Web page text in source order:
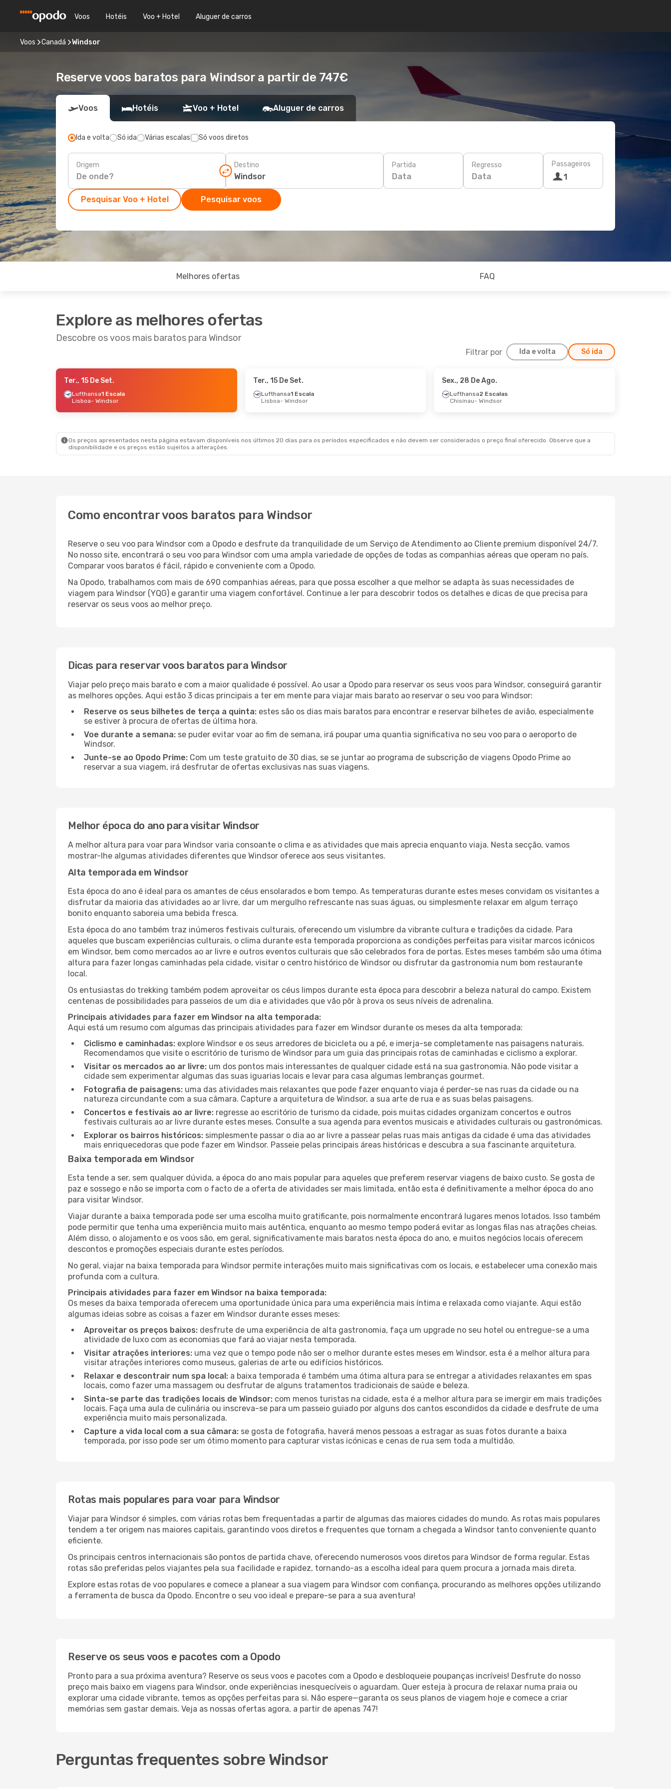
Voos Hotéis Voo + Hotel Aluguer de carros
Voos Canadá Windsor
Reserve voos baratos para Windsor a partir de 747€
Voos Hotéis Voo + Hotel Aluguer de carros
Ida e volta Só ida Várias escalas Só voos diretos
Origem Destino Partida
Data
Regresso
Data
Passageiros
1
Pesquisar Voo + Hotel Pesquisar voos
Melhores ofertas FAQ
Explore as melhores ofertas
Descobre os voos mais baratos para Windsor
Filtrar por Ida e volta Só ida
- Sex., 11 De Set.
- Windsor
Ter., 15 De Set.
Lufthansa1 Escala
Lisboa- Windsor
Ter., 15 De Set.
Lufthansa1 Escala
Lisboa- Windsor
Sex., 28 De Ago.
Lufthansa2 Escalas
Chisinau- Windsor
Os preços apresentados nesta página estavam disponíveis nos últimos 20 dias para os períodos especificados e não devem ser considerados o preço final oferecido. Observe que a
disponibilidade e os preços estão sujeitos a alterações.
Como encontrar voos baratos para Windsor
Reserve o seu voo para Windsor com a Opodo e desfrute da tranquilidade de um Serviço de Atendimento ao Cliente premium disponível 24/7.
No nosso site, encontrará o seu voo para Windsor com uma ampla variedade de opções de todas as companhias aéreas que operam no país.
Comparar voos baratos é fácil, rápido e conveniente com a Opodo.
Na Opodo, trabalhamos com mais de 690 companhias aéreas, para que possa escolher a que melhor se adapta às suas necessidades de
viagem para Windsor (YQG) e garantir uma viagem confortável. Continue a ler para descobrir todos os detalhes e dicas de que precisa para
reservar os seus voos ao melhor preço.
Dicas para reservar voos baratos para Windsor
Viajar pelo preço mais barato e com a maior qualidade é possível. Ao usar a Opodo para reservar os seus voos para Windsor, conseguirá garantir
as melhores opções. Aqui estão 3 dicas principais a ter em mente para viajar mais barato ao reservar o seu voo para Windsor:
Reserve os seus bilhetes de terça a quinta: estes são os dias mais baratos para encontrar e reservar bilhetes de avião, especialmente
se estiver à procura de ofertas de última hora.
Voe durante a semana: se puder evitar voar ao fim de semana, irá poupar uma quantia significativa no seu voo para o aeroporto de
Windsor.
Junte-se ao Opodo Prime: Com um teste gratuito de 30 dias, se se juntar ao programa de subscrição de viagens Opodo Prime ao
reservar a sua viagem, irá desfrutar de ofertas exclusivas nas suas viagens.
Melhor época do ano para visitar Windsor
A melhor altura para voar para Windsor varia consoante o clima e as atividades que mais aprecia enquanto viaja. Nesta secção, vamos
mostrar-lhe algumas atividades diferentes que Windsor oferece aos seus visitantes.
Alta temporada em Windsor
Esta época do ano é ideal para os amantes de céus ensolarados e bom tempo. As temperaturas durante estes meses convidam os visitantes a
disfrutar da maioria das atividades ao ar livre, dar um mergulho refrescante nas suas águas, ou simplesmente relaxar em algum terraço
bonito enquanto saboreia uma bebida fresca.
Esta época do ano também traz inúmeros festivais culturais, oferecendo um vislumbre da vibrante cultura e tradições da cidade. Para
aqueles que buscam experiências culturais, o clima durante esta temporada proporciona as condições perfeitas para visitar marcos icónicos
em Windsor, bem como mercados ao ar livre e outros eventos culturais que são celebrados fora de portas. Estes meses também são uma ótima
altura para fazer longas caminhadas pela cidade, visitar o centro histórico de Windsor ou disfrutar da gastronomia num bom restaurante
local.
Os entusiastas do trekking também podem aproveitar os céus limpos durante esta época para descobrir a beleza natural do campo. Existem
centenas de possibilidades para passeios de um dia e atividades que vão pôr à prova os seus níveis de adrenalina.
Principais atividades para fazer em Windsor na alta temporada:
Aqui está um resumo com algumas das principais atividades para fazer em Windsor durante os meses da alta temporada:
Ciclismo e caminhadas: explore Windsor e os seus arredores de bicicleta ou a pé, e imerja-se completamente nas paisagens naturais.
Recomendamos que visite o escritório de turismo de Windsor para um guia das principais rotas de caminhadas e ciclismo a explorar.
Visitar os mercados ao ar livre: um dos pontos mais interessantes de qualquer cidade está na sua gastronomia. Não pode visitar a
cidade sem experimentar algumas das suas iguarias locais e levar para casa algumas lembranças gourmet.
Fotografia de paisagens: uma das atividades mais relaxantes que pode fazer enquanto viaja é perder-se nas ruas da cidade ou na
natureza circundante com a sua câmara. Capture a arquitetura de Windsor, a sua arte de rua e as suas belas paisagens.
Concertos e festivais ao ar livre: regresse ao escritório de turismo da cidade, pois muitas cidades organizam concertos e outros
festivais culturais ao ar livre durante estes meses. Consulte a sua agenda para eventos musicais e atividades culturais ou gastronómicas.
Explorar os bairros históricos: simplesmente passar o dia ao ar livre a passear pelas ruas mais antigas da cidade é uma das atividades
mais enriquecedoras que pode fazer em Windsor. Passeie pelas principais áreas históricas e descubra a sua fascinante arquitetura.
Baixa temporada em Windsor
Esta tende a ser, sem qualquer dúvida, a época do ano mais popular para aqueles que preferem reservar viagens de baixo custo. Se gosta de
paz e sossego e não se importa com o facto de a oferta de atividades ser mais limitada, então esta é definitivamente a melhor época do ano
para visitar Windsor.
Viajar durante a baixa temporada pode ser uma escolha muito gratificante, pois normalmente encontrará lugares menos lotados. Isso também
pode permitir que tenha uma experiência muito mais autêntica, enquanto ao mesmo tempo poderá evitar as longas filas nas atrações cheias.
Além disso, o alojamento e os voos são, em geral, significativamente mais baratos nesta época do ano, e muitos negócios locais oferecem
descontos e promoções especiais durante estes períodos.
No geral, viajar na baixa temporada para Windsor permite interações muito mais significativas com os locais, e estabelecer uma conexão mais
profunda com a cultura.
Principais atividades para fazer em Windsor na baixa temporada:
Os meses da baixa temporada oferecem uma oportunidade única para uma experiência mais íntima e relaxada como viajante. Aqui estão
algumas ideias sobre as coisas a fazer em Windsor durante esses meses:
Aproveitar os preços baixos: desfrute de uma experiência de alta gastronomia, faça um upgrade no seu hotel ou entregue-se a uma
atividade de luxo com as economias que fará ao viajar nesta temporada.
Visitar atrações interiores: uma vez que o tempo pode não ser o melhor durante estes meses em Windsor, esta é a melhor altura para
visitar atrações interiores como museus, galerias de arte ou edifícios históricos.
Relaxar e descontrair num spa local: a baixa temporada é também uma ótima altura para se entregar a atividades relaxantes em spas
locais, como fazer uma massagem ou desfrutar de alguns tratamentos tradicionais de saúde e beleza.
Sinta-se parte das tradições locais de Windsor: com menos turistas na cidade, esta é a melhor altura para se imergir em mais tradições
locais. Faça uma aula de culinária ou inscreva-se para um passeio guiado por alguns dos cantos escondidos da cidade e desfrute de uma
experiência muito mais personalizada.
Capture a vida local com a sua câmara: se gosta de fotografia, haverá menos pessoas a estragar as suas fotos durante a baixa
temporada, por isso pode ser um ótimo momento para capturar vistas icónicas e cenas de rua sem toda a multidão.
Rotas mais populares para voar para Windsor
Viajar para Windsor é simples, com várias rotas bem frequentadas a partir de algumas das maiores cidades do mundo. As rotas mais populares
tendem a ter origem nas maiores capitais, garantindo voos diretos e frequentes que tornam a chegada a Windsor tanto conveniente quanto
eficiente.
Os principais centros internacionais são pontos de partida chave, oferecendo numerosos voos diretos para Windsor de forma regular. Estas
rotas são preferidas pelos viajantes pela sua facilidade e rapidez, tornando-as a escolha ideal para quem procura a jornada mais direta.
Explore estas rotas de voo populares e comece a planear a sua viagem para Windsor com confiança, procurando as melhores opções utilizando
a ferramenta de busca da Opodo. Encontre o seu voo ideal e prepare-se para a sua aventura!
Reserve os seus voos e pacotes com a Opodo
Pronto para a sua próxima aventura? Reserve os seus voos e pacotes com a Opodo e desbloqueie poupanças incríveis! Desfrute do nosso
preço mais baixo em viagens para Windsor, onde experiências inesquecíveis o aguardam. Quer esteja à procura de relaxar numa praia ou
explorar uma cidade vibrante, temos as opções perfeitas para si. Não espere—garanta os seus planos de viagem hoje e comece a criar
memórias sem gastar demais. Veja as nossas ofertas agora, a partir de apenas 747!
Perguntas frequentes sobre Windsor